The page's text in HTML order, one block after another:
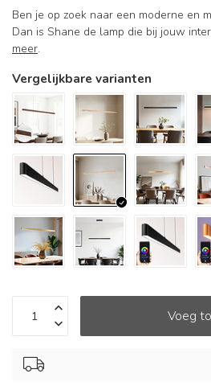
Ben je op zoek naar een moderne en
Dan is Shane de lamp die bij jouw
meer.
Vergelijkbare varianten
Voeg